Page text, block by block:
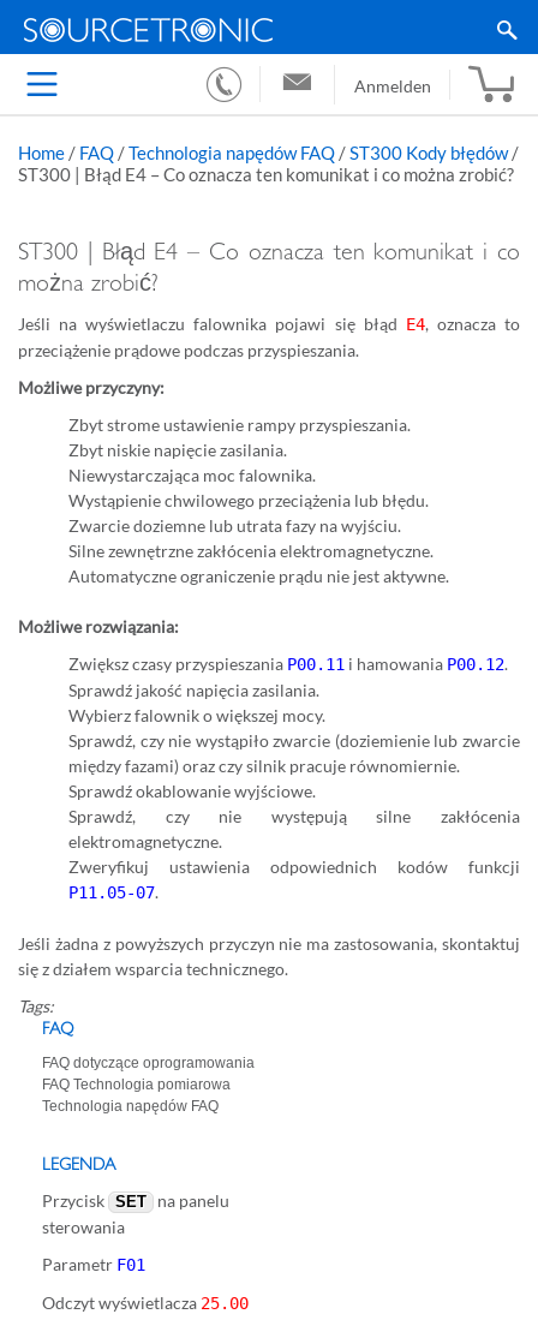
Anmelden
Home / FAQ /Technologia napędów FAQ / ST300 Kody błędów/
ST300 | Błąd E4 – Co oznacza ten komunikat i co można zrobić?
ST300 | Błąd E4 – Co oznacza ten komunikat i co
można zrobić?
Jeśli na wyświetlaczu falownika pojawi się błąd E4, oznacza to
przeciążenie prądowe podczas przyspieszania.
Możliwe przyczyny:
Zbyt strome ustawienie rampy przyspieszania.
Zbyt niskie napięcie zasilania.
Niewystarczająca moc falownika.
Wystąpienie chwilowego przeciążenia lub błędu.
Zwarcie doziemne lub utrata fazy na wyjściu.
Silne zewnętrzne zakłócenia elektromagnetyczne.
Automatyczne ograniczenie prądu nie jest aktywne.
Możliwe rozwiązania:
Zwiększ czasy przyspieszania P00.11 i hamowania P00.12.
Sprawdź jakość napięcia zasilania.
Wybierz falownik o większej mocy.
Sprawdź, czy nie wystąpiło zwarcie (doziemienie lub zwarcie
między fazami) oraz czy silnik pracuje równomiernie.
Sprawdź okablowanie wyjściowe.
Sprawdź, czy nie występują silne zakłócenia
elektromagnetyczne.
Zweryfikuj ustawienia odpowiednich kodów funkcji
P11.05-07.
Jeśli żadna z powyższych przyczyn nie ma zastosowania, skontaktuj
się z działem wsparcia technicznego.
Tags:
FAQ
FAQ dotyczące oprogramowania
FAQ Technologia pomiarowa
Technologia napędów FAQ
LEGENDA
Przycisk
SET
na panelu
sterowania
Parametr F01
Odczyt wyświetlacza 25.00